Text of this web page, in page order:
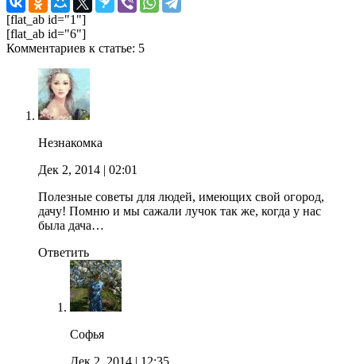
[flat_ab id="1"]
[flat_ab id="6"]
Комментариев к статье: 5
Незнакомка
Дек 2, 2014 | 02:01
Полезные советы для людей, имеющих свой огород,
дачу! Помню и мы сажали лучок так же, когда у нас
была дача…
Ответить
Софья